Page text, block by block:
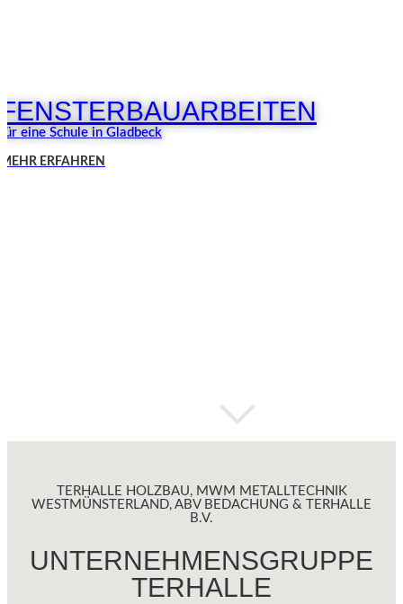
FENSTERBAUARBEITEN
für eine Schule in Gladbeck
MEHR ERFAHREN
TERHALLE HOLZBAU, MWM METALLTECHNIK
WESTMÜNSTERLAND, ABV BEDACHUNG & TERHALLE
B.V.
UNTERNEHMENSGRUPPE
TERHALLE